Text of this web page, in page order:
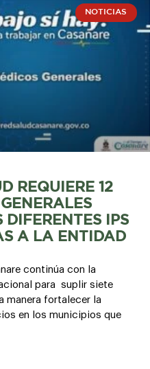
NOTICIAS
REQUIERE 12
DIFERENTES IPS
A LA ENTIDAD
continúa con la
para suplir siete
manera fortalecer la
en los municipios que